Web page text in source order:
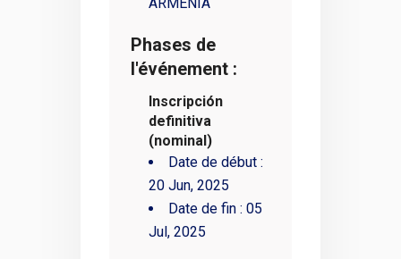
Phases de
l'événement :
Inscripción
definitiva
(nominal)
Date de début :
20 Jun, 2025
Date de fin : 05
Jul, 2025